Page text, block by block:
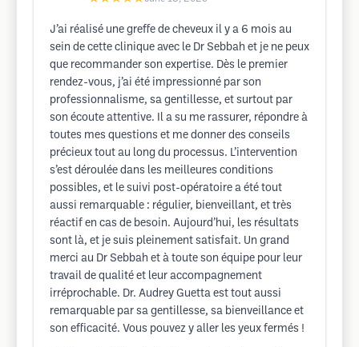
J’ai réalisé une greffe de cheveux il y a 6 mois au
sein de cette clinique avec le Dr Sebbah et je ne peux
que recommander son expertise. Dès le premier
rendez-vous, j’ai été impressionné par son
professionnalisme, sa gentillesse, et surtout par
son écoute attentive. Il a su me rassurer, répondre à
toutes mes questions et me donner des conseils
précieux tout au long du processus. L’intervention
s’est déroulée dans les meilleures conditions
possibles, et le suivi post-opératoire a été tout
aussi remarquable : régulier, bienveillant, et très
réactif en cas de besoin. Aujourd’hui, les résultats
sont là, et je suis pleinement satisfait. Un grand
merci au Dr Sebbah et à toute son équipe pour leur
travail de qualité et leur accompagnement
irréprochable. Dr. Audrey Guetta est tout aussi
remarquable par sa gentillesse, sa bienveillance et
son efficacité. Vous pouvez y aller les yeux fermés !